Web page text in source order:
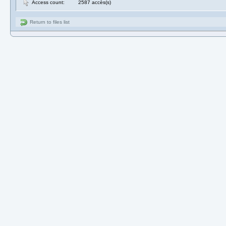
Access count:
2587 accès(s)
Return to files list